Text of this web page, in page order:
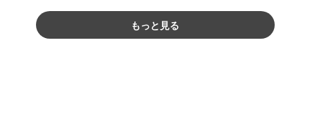
もっと見る